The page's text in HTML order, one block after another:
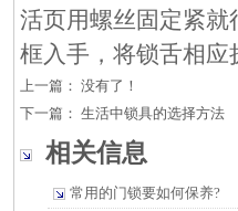
活页用螺丝固定紧
框入手，将锁舌相
上一篇： 没有了！
下一篇： 生活中锁具的选择方法
相关信息
常用的门锁要如何保养?